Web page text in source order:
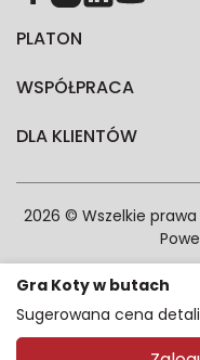
Gra Koty w butach
Sugerowana cena
PLATON
WSPÓŁPRACA
DLA KLIENTÓW
2026 © Wszelkie